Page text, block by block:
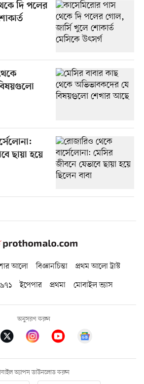
দি পলের
ছায়া হয়ে
আলো বিজ্ঞানচিন্তা
প্রথম আলো ট্রাস্ট
ইপেপার প্রথমা মোবাইল ভ্যাস
অনুসরণ করুন
অ্যাপস ডাউনলোড করুন